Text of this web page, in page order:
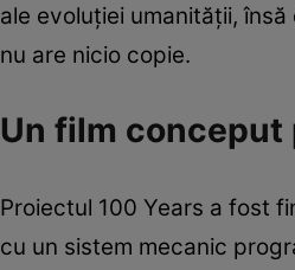
ale evoluției umanității,
nu are nicio copie.
Un film conceput
Proiectul 100 Years a fost
cu un sistem mecanic